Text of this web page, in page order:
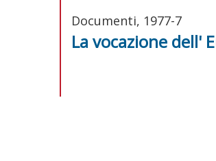
Documenti, 1977-7
La vocazione dell'